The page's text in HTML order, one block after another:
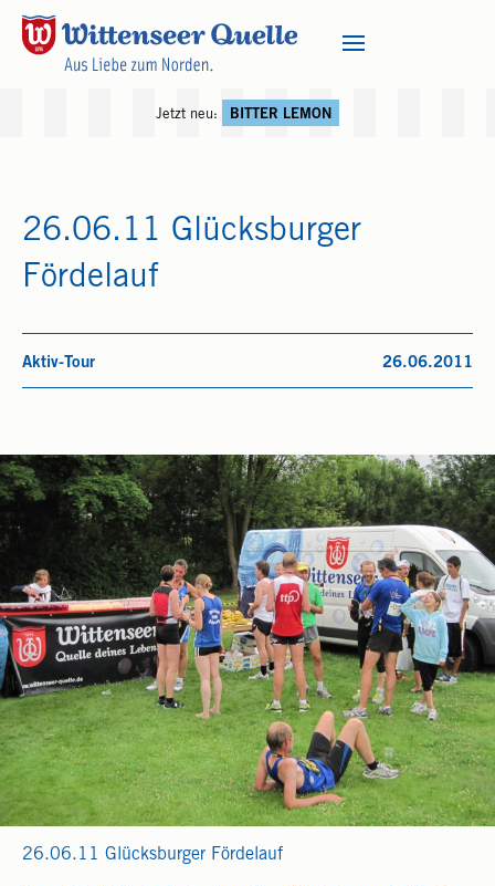
Jetzt neu: BITTER LEMON
26.06.11 Glücksburger
Fördelauf
Aktiv-Tour 26.06.2011
26.06.11 Glücksburger Fördelauf